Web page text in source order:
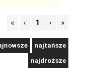
« ‹ 1 › »
najtańsze
najdroższe